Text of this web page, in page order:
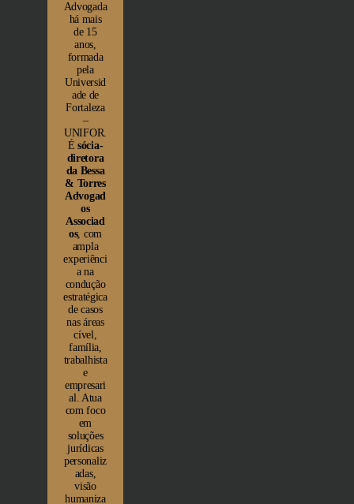
Advogada
há mais
de 15
anos,
formada
pela
Universid
ade de
Fortaleza
–
UNIFOR.
Ésócia-
diretora
da Bessa
& Torres
Advogad
os
Associad
os, com
ampla
experiênci
a na
condução
estratégica
de casos
nas áreas
cível,
família,
trabalhista
e
empresari
al. Atua
com foco
em
soluções
jurídicas
personaliz
adas,
visão
humaniza